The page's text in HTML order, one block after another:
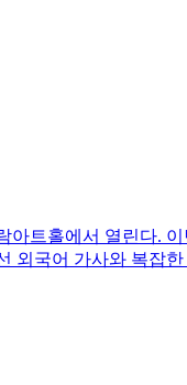
트홀에서 열린다.
외국어 가사와 복잡